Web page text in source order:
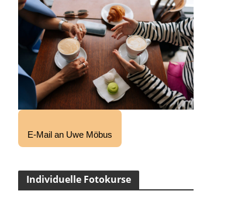
E-Mail an Uwe Möbus
Individuelle Fotokurse